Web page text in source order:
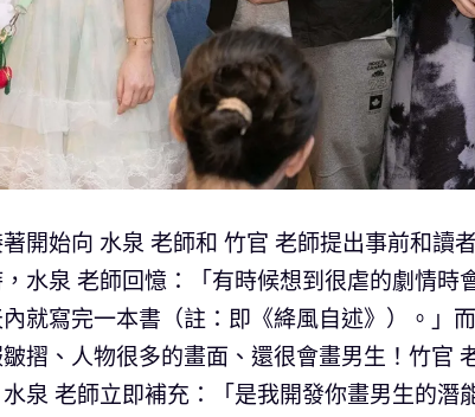
開始向 水泉 老師和 竹官 老師提出事前和讀
水泉 老師回憶：「有時候想到很虐的劇情時
就寫完一本書（註：即《絳風自述》）。」
摺、人物很多的畫面、還很會畫男生！竹官
泉 老師立即補充：「是我開發你畫男生的潛